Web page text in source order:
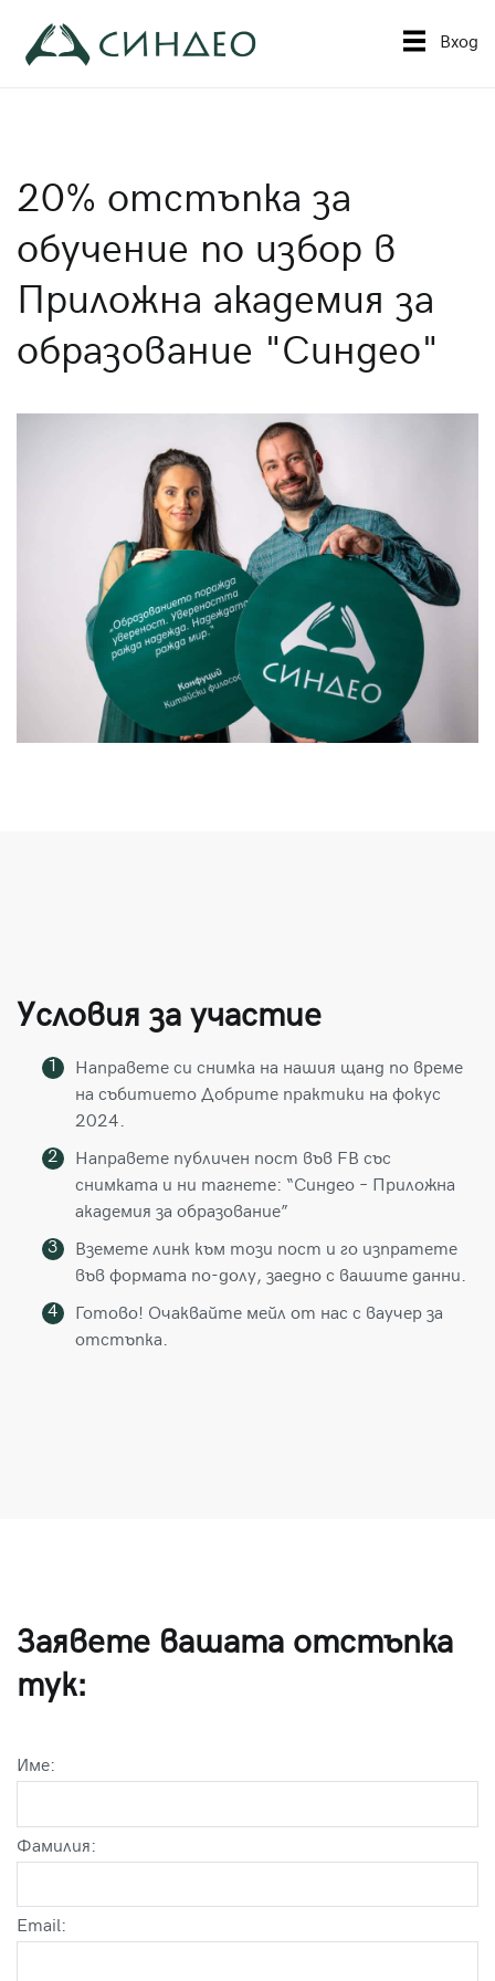
съдържанието
Вход
20% отстъпка за
обучение по избор в
Приложна академия за
образование "Синдео"
Условия за участие
Направете си снимка на нашия щанд по време
на събитието Добрите практики на фокус
2024.
Направете публичен пост във FB със
снимката и ни тагнете: “Синдео – Приложна
академия за образование”
Вземете линк към този пост и го изпратете
във формата по-долу, заедно с вашите данни.
Готово! Очаквайте мейл от нас с ваучер за
отстъпка.
Заявете вашата отстъпка
тук:
Име:
Фамилия:
Email: